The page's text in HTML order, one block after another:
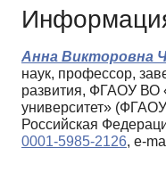
Анна Викторовна
наук, профессор,
развития, ФГАОУ
университет»
Российская
0001-5985-2126, e-